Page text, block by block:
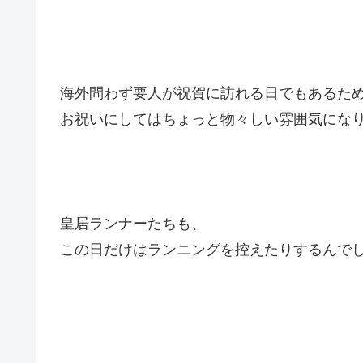
海外問わず要人が祝賀に訪れる日でもあるため
お祝いにしてはちょっと物々しい雰囲気になり
皇居ランナーたちも、
この日だけはランニングを控えたりするんで